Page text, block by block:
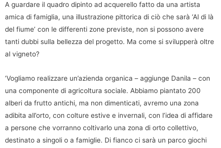
A guardare il quadro dipinto ad acquerello fatto da una artista
amica di famiglia, una illustrazione pittorica di ciò che sarà ‘Al di là
del fiume’ con le differenti zone previste, non si possono avere
tanti dubbi sulla bellezza del progetto. Ma come si svilupperà oltre
al vigneto?
‘Vogliamo realizzare un’azienda organica – aggiunge Danila – con
una componente di agricoltura sociale. Abbiamo piantato 200
alberi da frutto antichi, ma non dimenticati, avremo una zona
adibita all’orto, con colture estive e invernali, con l’idea di affidare
a persone che vorranno coltivarlo una zona di orto collettivo,
destinato a singoli o a famiglie. Di fianco ci sarà un parco giochi